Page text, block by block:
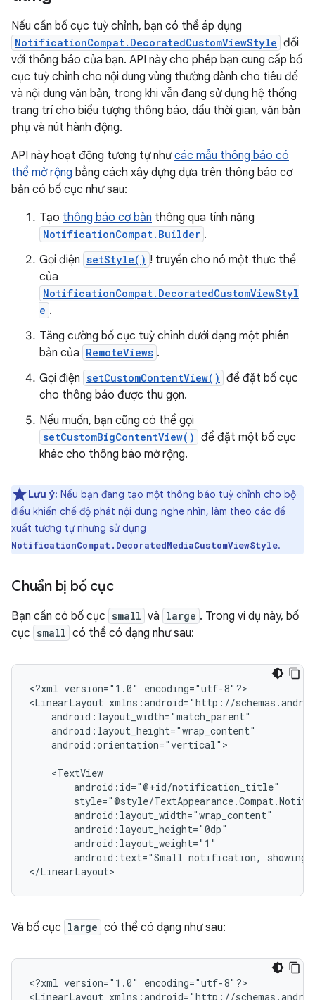
Nếu cần bố cục tuỳ chỉnh, bạn có thể áp dụng
NotificationCompat.DecoratedCustomViewStyle đối
với thông báo của bạn. API này cho phép bạn cung cấp bố
cục tuỳ chỉnh cho nội dung vùng thường dành cho tiêu đề
và nội dung văn bản, trong khi vẫn đang sử dụng hệ thống
trang trí cho biểu tượng thông báo, dấu thời gian, văn bản
phụ và nút hành động.
API này hoạt động tương tự nhưcác mẫu thông báo có
thể mở rộng bằng cách xây dựng dựa trên thông báo cơ
bản có bố cục như sau:
Tạo thông báo cơ bản thông qua tính năng
NotificationCompat.Builder .
Gọi điện setStyle() ! truyền cho nó một thực thể
của
NotificationCompat.DecoratedCustomViewStyl
e .
Tăng cường bố cục tuỳ chỉnh dưới dạng một phiên
bản của RemoteViews .
Gọi điện setCustomContentView() để đặt bố cục
cho thông báo được thu gọn.
Nếu muốn, bạn cũng có thể gọi
setCustomBigContentView() để đặt một bố cục
khác cho thông báo mở rộng.
Lưu ý: Nếu bạn đang tạo một thông báo tuỳ chỉnh cho bộ
điều khiển chế độ phát nội dung nghe nhìn, làm theo các đề
xuất tương tự nhưng sử dụng
NotificationCompat.DecoratedMediaCustomViewStyle.
Chuẩn bị bố cục
Bạn cần có bố cục small và large . Trong ví dụ này, bố
cục small có thể có dạng như sau:
<?xml version="1.0"
encoding="utf-8"?>
<LinearLayout
android:orientation="vertical">
android:text="Small notification, showing
Và bố cục large có thể có dạng như sau:
<?xml version="1.0"
encoding="utf-8"?>
<LinearLayout